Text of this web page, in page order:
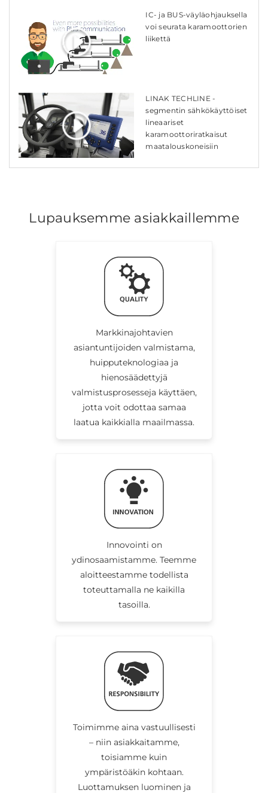
IC- ja BUS-väyläohjauksella
voi seurata karamoottorien
liikettä
LINAK TECHLINE -
segmentin sähkökäyttöiset
lineaariset
karamoottoriratkaisut
maatalouskoneisiin
Lupauksemme asiakkaillemme
Markkinajohtavien
asiantuntijoiden valmistama,
huipputeknologiaa ja
hienosäädettyjä
valmistusprosesseja käyttäen,
jotta voit odottaa samaa
laatua kaikkialla maailmassa.
Innovointi on
ydinosaamistamme. Teemme
aloitteestamme todellista
toteuttamalla ne kaikilla
tasoilla.
Toimimme aina vastuullisesti
– niin asiakkaitamme,
toisiamme kuin
ympäristöäkin kohtaan.
Luottamuksen luominen ja